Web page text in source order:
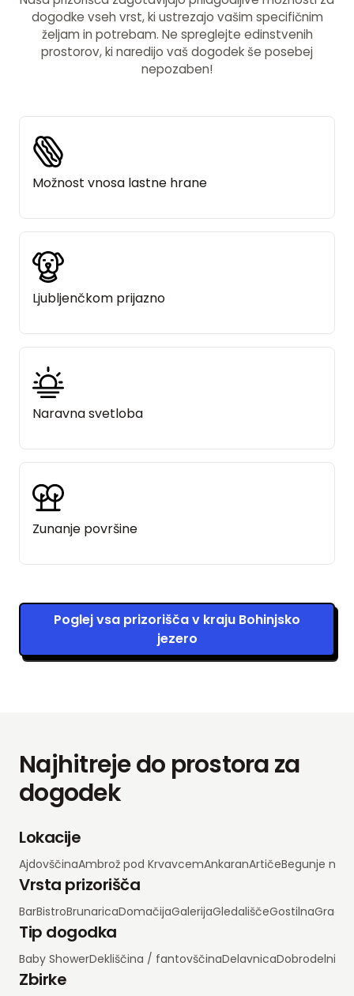
dogodke vseh vrst, ki ustrezajo vašim specifičnim
željam in potrebam. Ne spreglejte edinstvenih
prostorov, ki naredijo vaš dogodek še posebej
nepozaben!
Možnost vnosa lastne hrane
Ljubljenčkom prijazno
Naravna svetloba
Zunanje površine
Poglej vsa prizorišča v kraju Bohinjsko
jezero
Najhitreje do prostora za
dogodek
Lokacije
AjdovščinaAmbrož pod KrvavcemAnkaranArtičeBegunje na
Vrsta prizorišča
BarBistroBrunaricaDomačijaGalerijaGledališčeGostilnaGrad
Tip dogodka
Baby ShowerDekliščina / fantovščinaDelavnicaDobrodelni
Zbirke